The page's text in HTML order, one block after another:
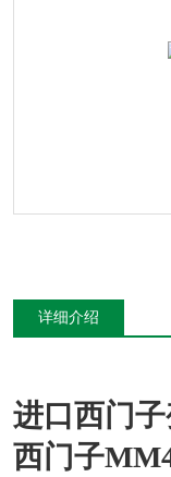
详细介绍
进口西门
西门子